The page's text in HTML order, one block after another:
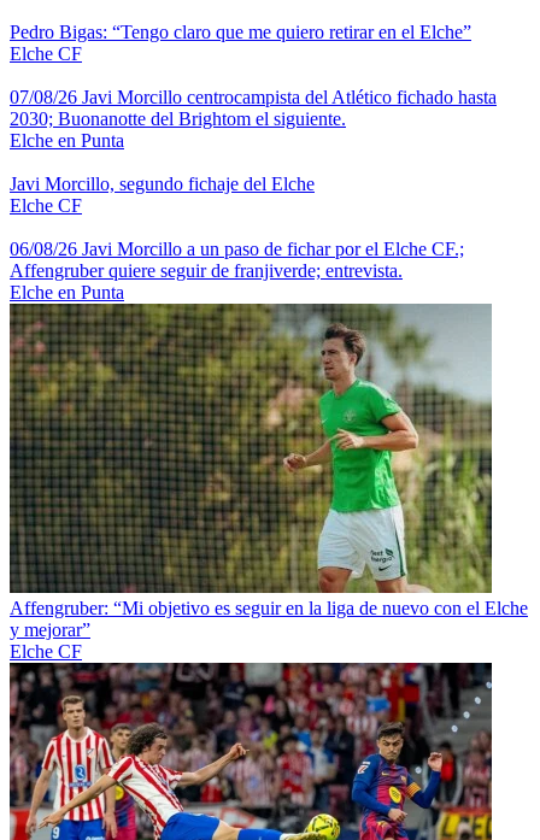
Pedro Bigas: “Tengo claro que me quiero retirar en el Elche”
Elche CF
07/08/26 Javi Morcillo centrocampista del Atlético fichado hasta
2030; Buonanotte del Brightom el siguiente.
Elche en Punta
Javi Morcillo, segundo fichaje del Elche
Elche CF
06/08/26 Javi Morcillo a un paso de fichar por el Elche CF.;
Affengruber quiere seguir de franjiverde; entrevista.
Elche en Punta
Affengruber: “Mi objetivo es seguir en la liga de nuevo con el Elche
y mejorar”
Elche CF